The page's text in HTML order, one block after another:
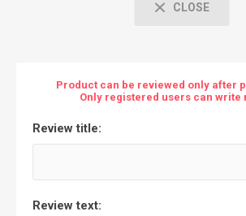
CLOSE
Product can be reviewed only after
Only registered users can write
Review title:
Review text: